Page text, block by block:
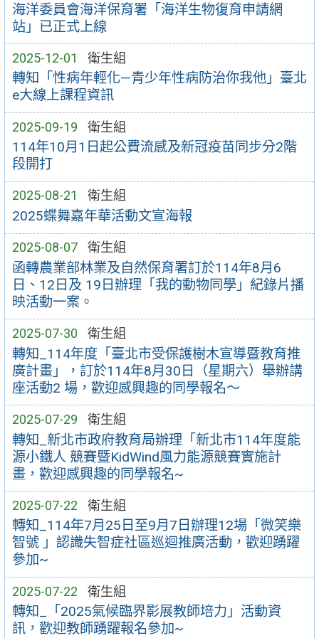
海洋委員會海洋保育署「海洋生物復育申請網
站」已正式上線
2025-12-01 衛生組
轉知「性病年輕化—青少年性病防治你我他」臺北
e大線上課程資訊
2025-09-19 衛生組
114年10月1日起公費流感及新冠疫苗同步分2階
段開打
2025-08-21 衛生組
2025蝶舞嘉年華活動文宣海報
2025-08-07 衛生組
函轉農業部林業及自然保育署訂於114年8月6
日、12日及 19日辦理「我的動物同學」紀錄片播
映活動一案。
2025-07-30 衛生組
轉知_114年度「臺北市受保護樹木宣導暨教育推
廣計畫」，訂於114年8月30日（星期六）舉辦講
座活動2 場，歡迎感興趣的同學報名～
2025-07-29 衛生組
轉知_新北市政府教育局辦理「新北市114年度能
源小鐵人 競賽暨KidWind風力能源競賽實施計
畫，歡迎感興趣的同學報名~
2025-07-22 衛生組
轉知_114年7月25日至9月7日辦理12場「微笑樂
智號 」認識失智症社區巡迴推廣活動，歡迎踴躍
參加~
2025-07-22 衛生組
轉知_「2025氣候臨界影展教師培力」活動資
訊，歡迎教師踴躍報名參加~